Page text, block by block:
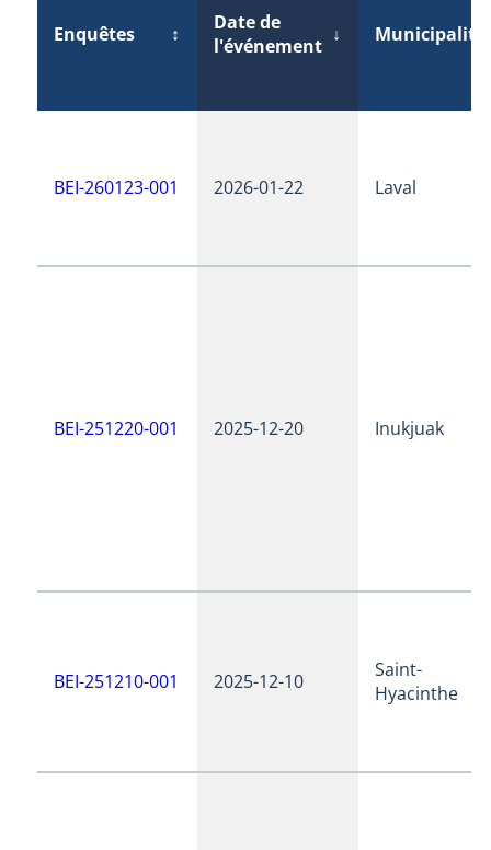
Enquêtes ↕
Date de
l'événement ↓ Municipalité
BEI-260123-001 2026-01-22 Laval
BEI-251220-001 2025-12-20 Inukjuak
BEI-251210-001 2025-12-10
Saint-
Hyacinthe